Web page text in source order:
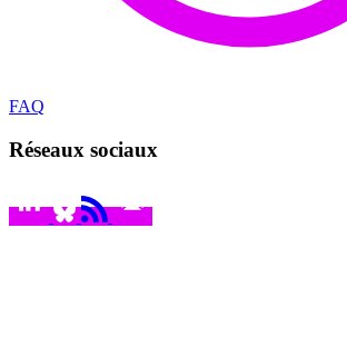
FAQ
Réseaux sociaux